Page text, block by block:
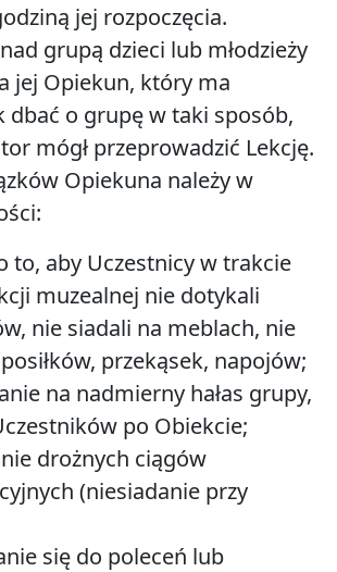
jej rozpoczęcia.
grupą dzieci lub młodzieży
jej Opiekun, który ma
dbać o grupę w taki sposób,
mógł przeprowadzić Lekcję.
Opiekuna należy w
to, aby Uczestnicy w trakcie
muzealnej nie dotykali
nie siadali na meblach, nie
przekąsek, napojów;
na nadmierny hałas grupy,
po Obiekcie;
drożnych ciągów
(niesiadanie przy
się do poleceń lub